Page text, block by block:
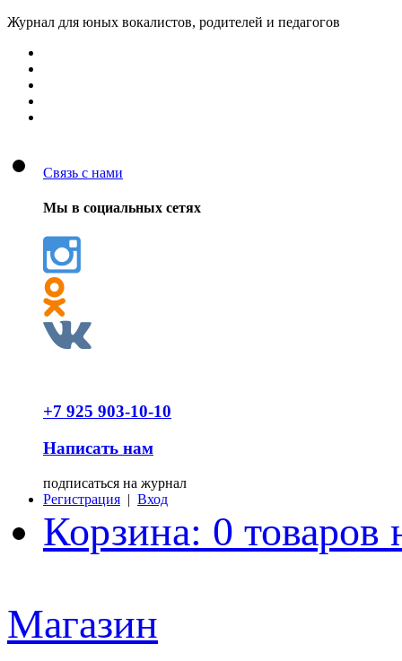
Журнал для юных вокалистов, родителей и педагогов
Связь с нами
Мы в социальных сетях
+7 925 903-10-10
Написать нам
подписаться на журнал
Регистрация | Вход
Корзина: 0 товаров
Магазин